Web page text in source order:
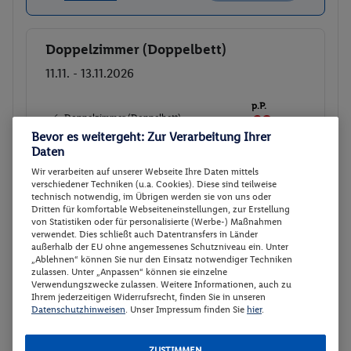
Buchen
Doppelzimmer (Doppelbett)
11.11. - 13.11.2026
Doppelzimmer (Doppelbett)
Frühstück
p.P.
68.-
Veranstalter:TUI Deutschland GmbH
Weitere Informationen des
Veranstalters
Nicht
verfügbar
Buchen
Doppelzimmer (Doppelbett)
12.11. - 14.11.2026
68.-
Bevor es weitergeht: Zur Verarbeitung Ihrer
Daten
Wir verarbeiten auf unserer Webseite Ihre Daten mittels
verschiedener Techniken (u.a. Cookies). Diese sind teilweise
technisch notwendig, im Übrigen werden sie von uns oder
Dritten für komfortable Webseiteneinstellungen, zur Erstellung
von Statistiken oder für personalisierte (Werbe-) Maßnahmen
verwendet. Dies schließt auch Datentransfers in Länder
außerhalb der EU ohne angemessenes Schutzniveau ein. Unter
„Ablehnen“ können Sie nur den Einsatz notwendiger Techniken
zulassen. Unter „Anpassen“ können sie einzelne
Verwendungszwecke zulassen. Weitere Informationen, auch zu
Ihrem jederzeitigen Widerrufsrecht, finden Sie in unseren
Datenschutzhinweisen . Unser Impressum finden Sie hier.